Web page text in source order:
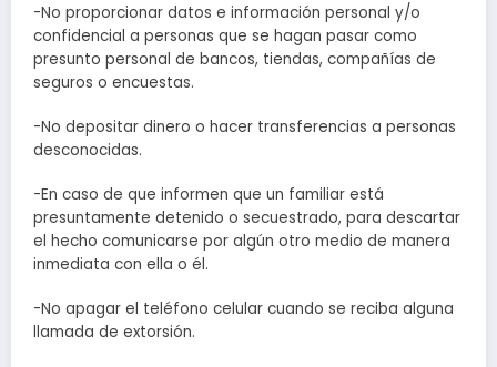
-No proporcionar datos e información personal y/o
confidencial a personas que se hagan pasar como
presunto personal de bancos, tiendas, compañías de
seguros o encuestas.
-No depositar dinero o hacer transferencias a personas
desconocidas.
-En caso de que informen que un familiar está
presuntamente detenido o secuestrado, para descartar
el hecho comunicarse por algún otro medio de manera
inmediata con ella o él.
-No apagar el teléfono celular cuando se reciba alguna
llamada de extorsión.